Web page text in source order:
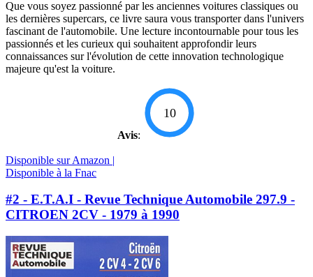
Que vous soyez passionné par les anciennes voitures classiques ou
les dernières supercars, ce livre saura vous transporter dans l'univers
fascinant de l'automobile. Une lecture incontournable pour tous les
passionnés et les curieux qui souhaitent approfondir leurs
connaissances sur l'évolution de cette innovation technologique
majeure qu'est la voiture.
Avis:
10
Disponible sur Amazon |
Disponible à la Fnac
#2 - E.T.A.I - Revue Technique Automobile 297.9 -
CITROEN 2CV - 1979 à 1990